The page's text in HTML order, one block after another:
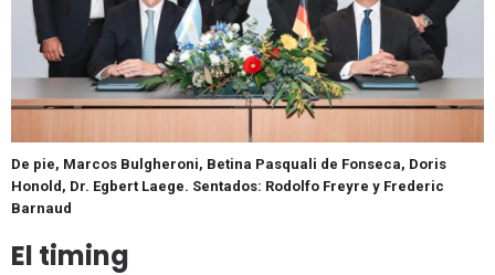
De pie, Marcos Bulgheroni, Betina Pasquali de Fonseca, Doris
Honold, Dr. Egbert Laege. Sentados: Rodolfo Freyre y Frederic
Barnaud
El timing